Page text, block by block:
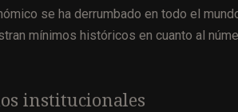
se ha derrumbado en todo el
mínimos históricos en cuanto al
institucionales